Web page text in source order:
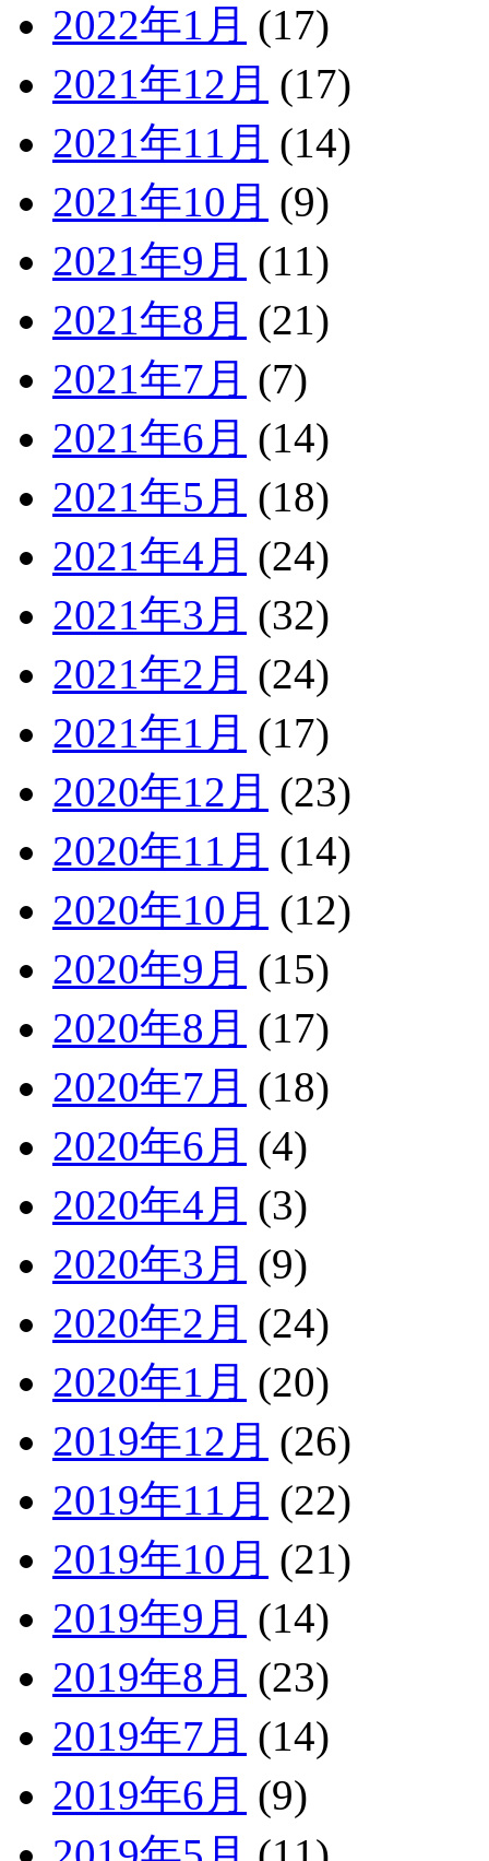
2022年1月 (17)
2021年12月 (17)
2021年11月 (14)
2021年10月 (9)
2021年9月 (11)
2021年8月 (21)
2021年7月 (7)
2021年6月 (14)
2021年5月 (18)
2021年4月 (24)
2021年3月 (32)
2021年2月 (24)
2021年1月 (17)
2020年12月 (23)
2020年11月 (14)
2020年10月 (12)
2020年9月 (15)
2020年8月 (17)
2020年7月 (18)
2020年6月 (4)
2020年4月 (3)
2020年3月 (9)
2020年2月 (24)
2020年1月 (20)
2019年12月 (26)
2019年11月 (22)
2019年10月 (21)
2019年9月 (14)
2019年8月 (23)
2019年7月 (14)
2019年6月 (9)